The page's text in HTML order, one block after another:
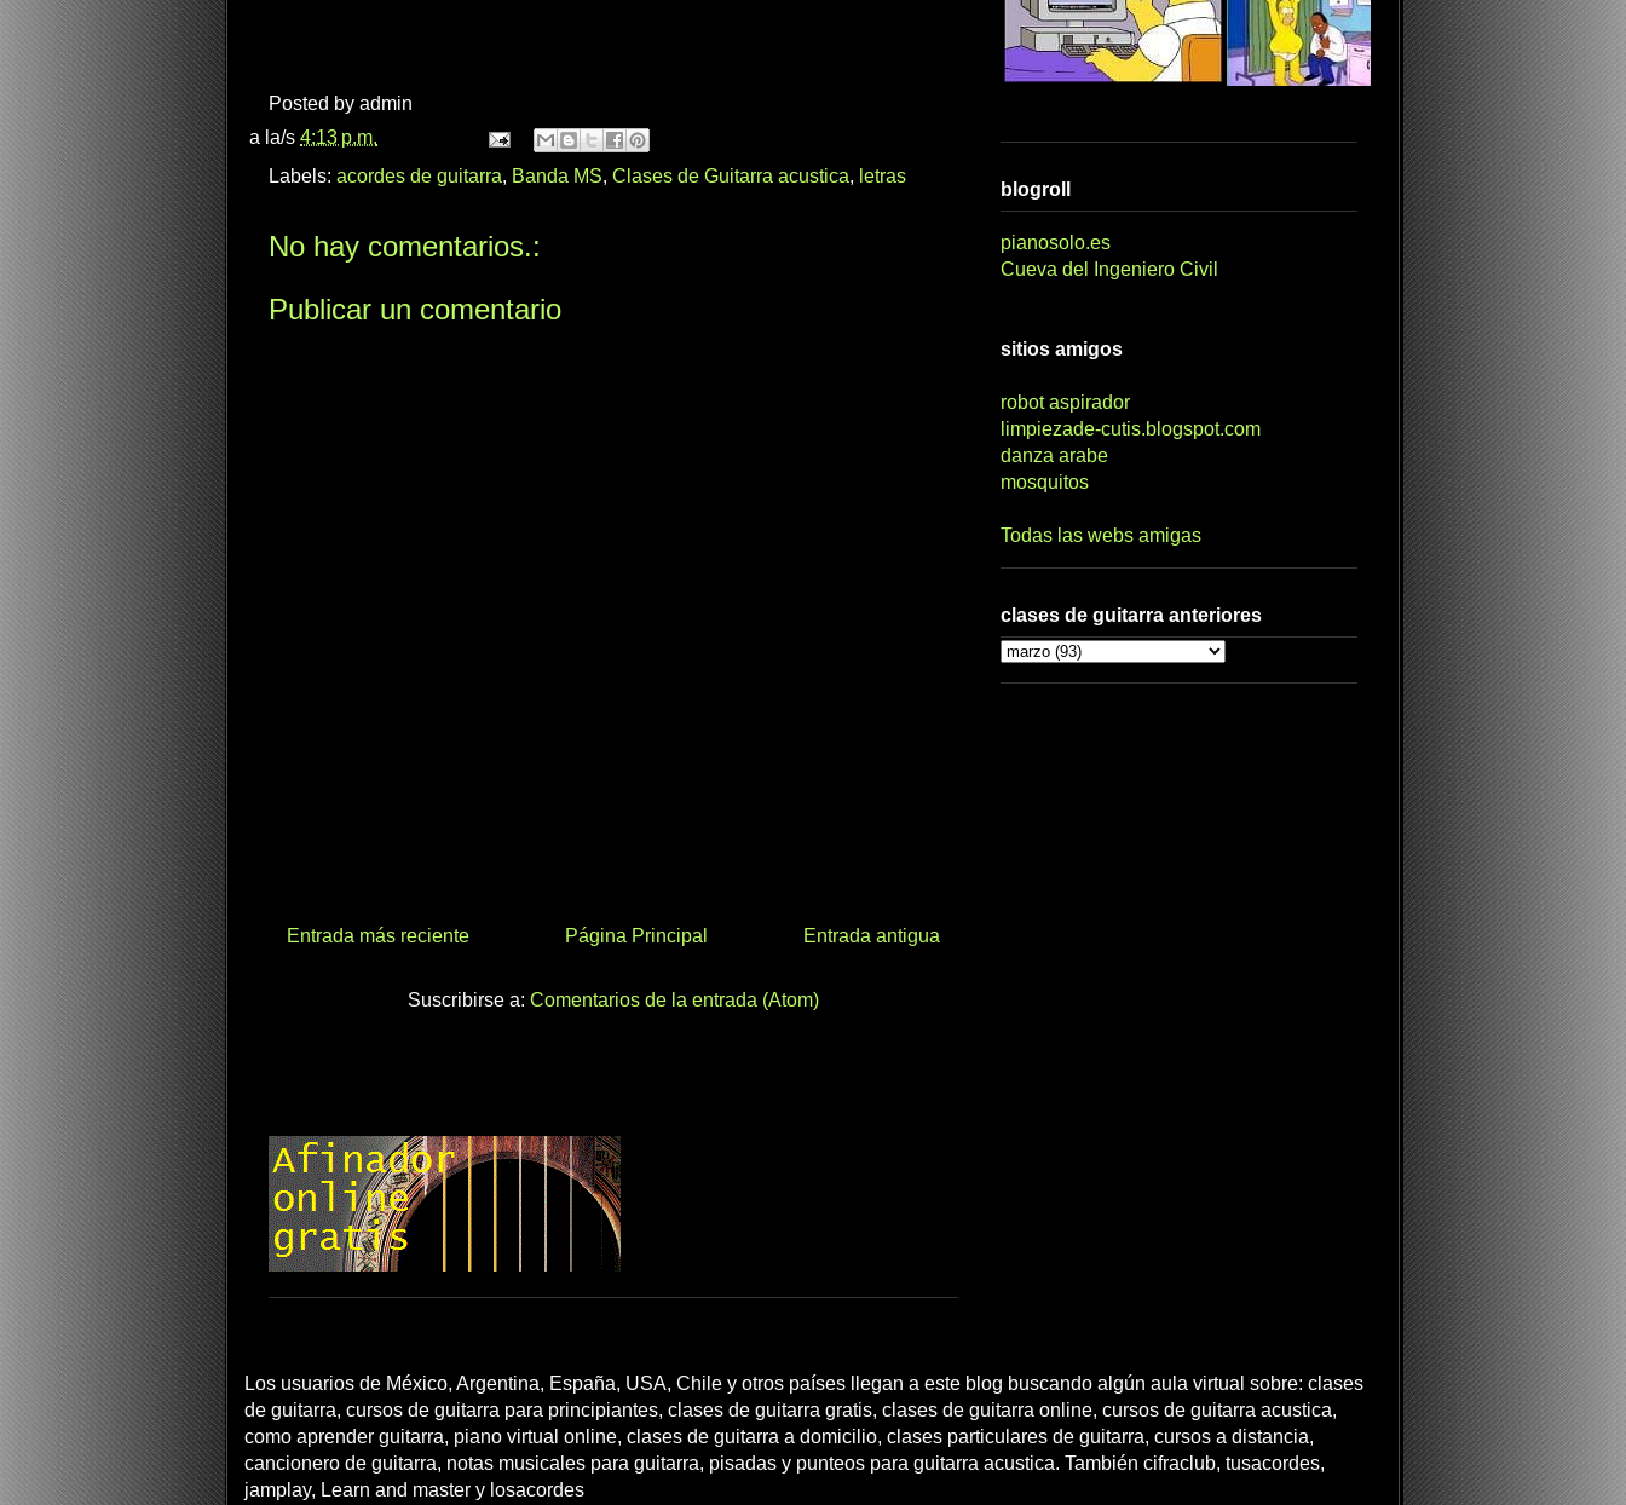
Posted by admin
a la/s 4:13 p.m.
Labels: acordes de guitarra, Banda MS, Clases de Guitarra acustica, letras
No hay comentarios.:
Publicar un comentario
Entrada más reciente Entrada antigua
Página Principal
Suscribirse a: Comentarios de la entrada (Atom)
blogroll
pianosolo.es
Cueva del Ingeniero Civil
sitios amigos
robot aspirador
limpiezade-cutis.blogspot.com
danza arabe
mosquitos
Todas las webs amigas
clases de guitarra anteriores
Los usuarios de México, Argentina, España, USA, Chile y otros países llegan a este blog buscando algún aula virtual sobre: clases
de guitarra, cursos de guitarra para principiantes, clases de guitarra gratis, clases de guitarra online, cursos de guitarra acustica,
como aprender guitarra, piano virtual online, clases de guitarra a domicilio, clases particulares de guitarra, cursos a distancia,
cancionero de guitarra, notas musicales para guitarra, pisadas y punteos para guitarra acustica. También cifraclub, tusacordes,
jamplay, Learn and master y losacordes